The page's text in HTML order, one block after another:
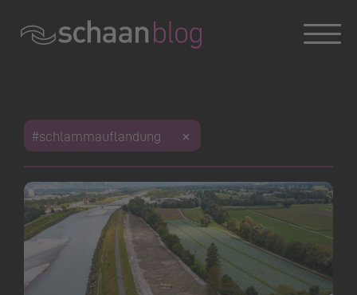
#schlammauflandung